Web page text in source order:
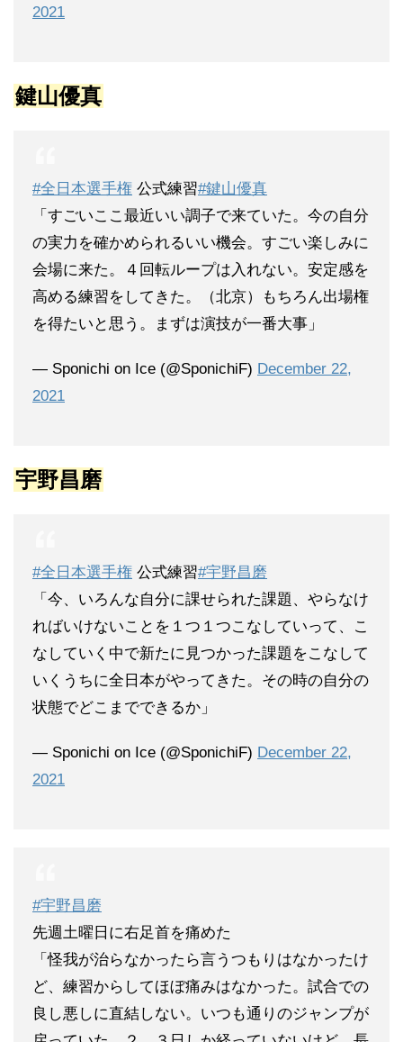
2021
鍵山優真
#全日本選手権 公式練習#鍵山優真
「すごいここ最近いい調子で来ていた。今の自分
の実力を確かめられるいい機会。すごい楽しみに
会場に来た。４回転ループは入れない。安定感を
高める練習をしてきた。（北京）もちろん出場権
を得たいと思う。まずは演技が一番大事」
— Sponichi on Ice (@SponichiF) December 22,
2021
宇野昌磨
#全日本選手権 公式練習#宇野昌磨
「今、いろんな自分に課せられた課題、やらなけ
ればいけないことを１つ１つこなしていって、こ
なしていく中で新たに見つかった課題をこなして
いくうちに全日本がやってきた。その時の自分の
状態でどこまでできるか」
— Sponichi on Ice (@SponichiF) December 22,
2021
#宇野昌磨
先週土曜日に右足首を痛めた
「怪我が治らなかったら言うつもりはなかったけ
ど、練習からしてほぼ痛みはなかった。試合での
良し悪しに直結しない。いつも通りのジャンプが